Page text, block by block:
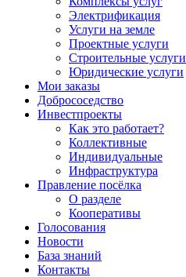
Электрификация
Услуги на земле
Проектные услуги
Строительные услуги
Юридические услуги
Мои заказы
Добрососедство
Инвестпроекты
Как это работает?
Коллективные
Индивидуальные
Инфраструктура
Правление посёлка
О разделе
Кооперативы
Голосования
Новости
База знаний
Контакты